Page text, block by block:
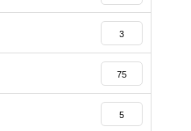
3
75
5